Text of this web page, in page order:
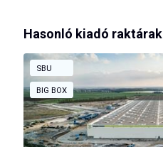
Hasonló kiadó raktárak
SBU
BIG BOX